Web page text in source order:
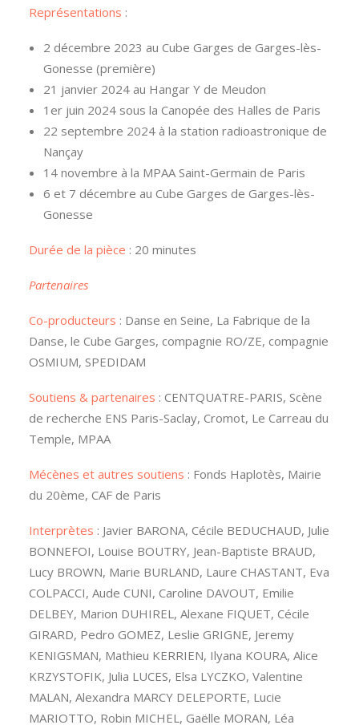
Représentations :
2 décembre 2023 au Cube Garges de Garges-lès-
Gonesse (première)
21 janvier 2024 au Hangar Y de Meudon
1er juin 2024 sous la Canopée des Halles de Paris
22 septembre 2024 à la station radioastronique de
Nançay
14 novembre à la MPAA Saint-Germain de Paris
6 et 7 décembre au Cube Garges de Garges-lès-
Gonesse
Durée de la pièce : 20 minutes
Partenaires
Co-producteurs : Danse en Seine, La Fabrique de la
Danse, le Cube Garges, compagnie RO/ZE, compagnie
OSMIUM, SPEDIDAM
Soutiens & partenaires : CENTQUATRE-PARIS, Scène
de recherche ENS Paris-Saclay, Cromot, Le Carreau du
Temple, MPAA
Mécènes et autres soutiens : Fonds Haplotès, Mairie
du 20ème, CAF de Paris
Interprètes : Javier BARONA, Cécile BEDUCHAUD, Julie
BONNEFOI, Louise BOUTRY, Jean-Baptiste BRAUD,
Lucy BROWN, Marie BURLAND, Laure CHASTANT, Eva
COLPACCI, Aude CUNI, Caroline DAVOUT, Emilie
DELBEY, Marion DUHIREL, Alexane FIQUET, Cécile
GIRARD, Pedro GOMEZ, Leslie GRIGNE, Jeremy
KENIGSMAN, Mathieu KERRIEN, Ilyana KOURA, Alice
KRZYSTOFIK, Julia LUCES, Elsa LYCZKO, Valentine
MALAN, Alexandra MARCY DELEPORTE, Lucie
MARIOTTO, Robin MICHEL, Gaëlle MORAN, Léa